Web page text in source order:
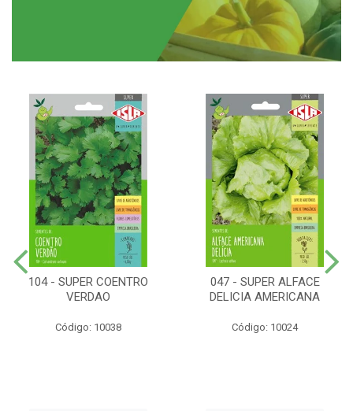
104 - SUPER COENTRO
VERDAO
Código: 10038
047 - SUPER ALFACE
DELICIA AMERICANA
Código: 10024